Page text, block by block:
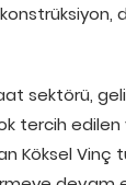
sektörü,
tercih edilen
Köksel Vinç